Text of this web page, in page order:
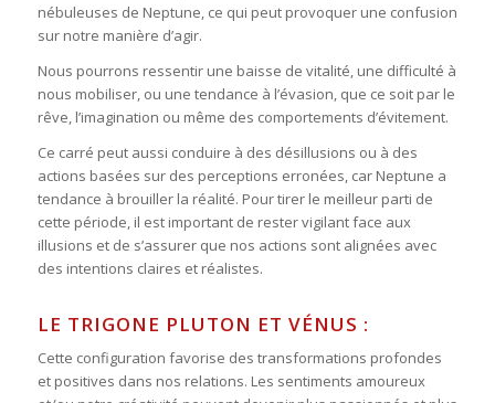
nébuleuses de Neptune, ce qui peut provoquer une confusion
sur notre manière d’agir.
Nous pourrons ressentir une baisse de vitalité, une difficulté à
nous mobiliser, ou une tendance à l’évasion, que ce soit par le
rêve, l’imagination ou même des comportements d’évitement.
Ce carré peut aussi conduire à des désillusions ou à des
actions basées sur des perceptions erronées, car Neptune a
tendance à brouiller la réalité. Pour tirer le meilleur parti de
cette période, il est important de rester vigilant face aux
illusions et de s’assurer que nos actions sont alignées avec
des intentions claires et réalistes.
LE TRIGONE PLUTON ET VÉNUS :
Cette configuration favorise des transformations profondes
et positives dans nos relations. Les sentiments amoureux